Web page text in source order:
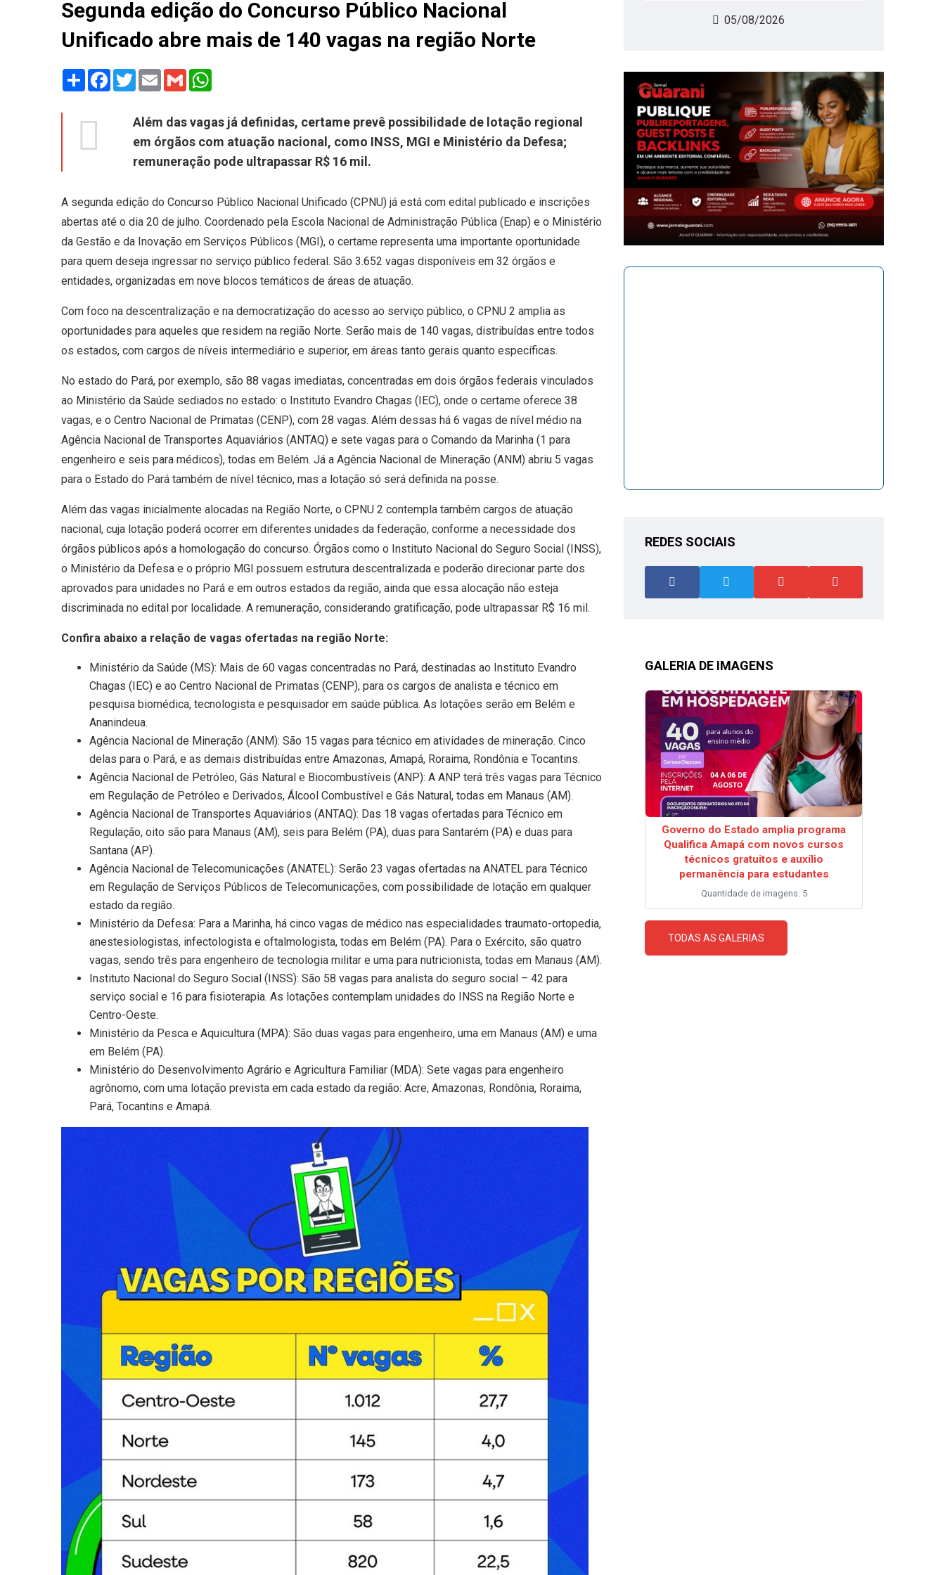
Segunda edição do Concurso Público Nacional
Unificado abre mais de 140 vagas na região Norte
Share Facebook
TwitterEmail Gmail
Além das vagas já definidas, certame prevê possibilidade de lotação regional
em órgãos com atuação nacional, como INSS, MGI e Ministério da Defesa;
remuneração pode ultrapassar R$ 16 mil.
A segunda edição do Concurso Público Nacional Unificado (CPNU) já está com edital publicado e inscrições
abertas até o dia 20 de julho. Coordenado pela Escola Nacional de Administração Pública (Enap) e o Ministério
da Gestão e da Inovação em Serviços Públicos (MGI), o certame representa uma importante oportunidade
para quem deseja ingressar no serviço público federal. São 3.652 vagas disponíveis em 32 órgãos e
entidades, organizadas em nove blocos temáticos de áreas de atuação.
Com foco na descentralização e na democratização do acesso ao serviço público, o CPNU 2 amplia as
oportunidades para aqueles que residem na região Norte. Serão mais de 140 vagas, distribuídas entre todos
os estados, com cargos de níveis intermediário e superior, em áreas tanto gerais quanto específicas.
No estado do Pará, por exemplo, são 88 vagas imediatas, concentradas em dois órgãos federais vinculados
ao Ministério da Saúde sediados no estado: o Instituto Evandro Chagas (IEC), onde o certame oferece 38
vagas, e o Centro Nacional de Primatas (CENP), com 28 vagas. Além dessas há 6 vagas de nível médio na
Agência Nacional de Transportes Aquaviários (ANTAQ) e sete vagas para o Comando da Marinha (1 para
engenheiro e seis para médicos), todas em Belém. Já a Agência Nacional de Mineração (ANM) abriu 5 vagas
para o Estado do Pará também de nível técnico, mas a lotação só será definida na posse.
Além das vagas inicialmente alocadas na Região Norte, o CPNU 2 contempla também cargos de atuação
nacional, cuja lotação poderá ocorrer em diferentes unidades da federação, conforme a necessidade dos
órgãos públicos após a homologação do concurso. Órgãos como o Instituto Nacional do Seguro Social (INSS),
o Ministério da Defesa e o próprio MGI possuem estrutura descentralizada e poderão direcionar parte dos
aprovados para unidades no Pará e em outros estados da região, ainda que essa alocação não esteja
discriminada no edital por localidade. A remuneração, considerando gratificação, pode ultrapassar R$ 16 mil.
Confira abaixo a relação de vagas ofertadas na região Norte:
Ministério da Saúde (MS): Mais de 60 vagas concentradas no Pará, destinadas ao Instituto Evandro
Chagas (IEC) e ao Centro Nacional de Primatas (CENP), para os cargos de analista e técnico em
pesquisa biomédica, tecnologista e pesquisador em saúde pública. As lotações serão em Belém e
Ananindeua.
Agência Nacional de Mineração (ANM): São 15 vagas para técnico em atividades de mineração. Cinco
delas para o Pará, e as demais distribuídas entre Amazonas, Amapá, Roraima, Rondônia e Tocantins.
Agência Nacional de Petróleo, Gás Natural e Biocombustíveis (ANP): A ANP terá três vagas para Técnico
em Regulação de Petróleo e Derivados, Álcool Combustível e Gás Natural, todas em Manaus (AM).
Agência Nacional de Transportes Aquaviários (ANTAQ): Das 18 vagas ofertadas para Técnico em
Regulação, oito são para Manaus (AM), seis para Belém (PA), duas para Santarém (PA) e duas para
Santana (AP).
Agência Nacional de Telecomunicações (ANATEL): Serão 23 vagas ofertadas na ANATEL para Técnico
em Regulação de Serviços Públicos de Telecomunicações, com possibilidade de lotação em qualquer
estado da região.
Ministério da Defesa: Para a Marinha, há cinco vagas de médico nas especialidades traumato-ortopedia,
anestesiologistas, infectologista e oftalmologista, todas em Belém (PA). Para o Exército, são quatro
vagas, sendo três para engenheiro de tecnologia militar e uma para nutricionista, todas em Manaus (AM).
Instituto Nacional do Seguro Social (INSS): São 58 vagas para analista do seguro social – 42 para
serviço social e 16 para fisioterapia. As lotações contemplam unidades do INSS na Região Norte e
Centro-Oeste.
Ministério da Pesca e Aquicultura (MPA): São duas vagas para engenheiro, uma em Manaus (AM) e uma
em Belém (PA).
Ministério do Desenvolvimento Agrário e Agricultura Familiar (MDA): Sete vagas para engenheiro
agrônomo, com uma lotação prevista em cada estado da região: Acre, Amazonas, Rondônia, Roraima,
Pará, Tocantins e Amapá.
05/08/2026
REDES SOCIAIS
GALERIA DE IMAGENS
Governo do Estado amplia programa
Qualifica Amapá com novos cursos
técnicos gratuitos e auxílio
permanência para estudantes
Quantidade de imagens: 5
TODAS AS GALERIAS